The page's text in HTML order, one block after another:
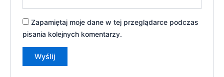
Zapamiętaj moje dane w tej przeglądarce podczas
pisania kolejnych komentarzy.